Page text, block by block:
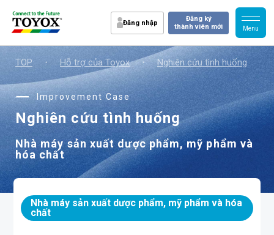
Đăng nhập
Đăng ký
thành viên mới
TOP ・ Hỗ trợ của Toyox ・ Nghiên cứu tình huống ・
Improvement Case
Nghiên cứu tình huống
Nhà máy sản xuất dược phẩm, mỹ phẩm và
hóa chất
Nhà máy sản xuất dược phẩm, mỹ phẩm và hóa
chất